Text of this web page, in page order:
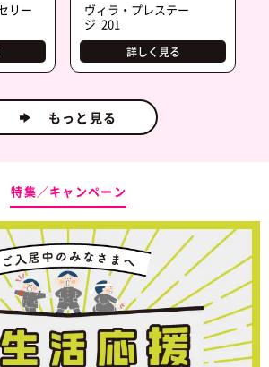
リー
ヴィラ・プレステー
ジ 201
詳しく見る
もっと見る
特集／キャンペーン